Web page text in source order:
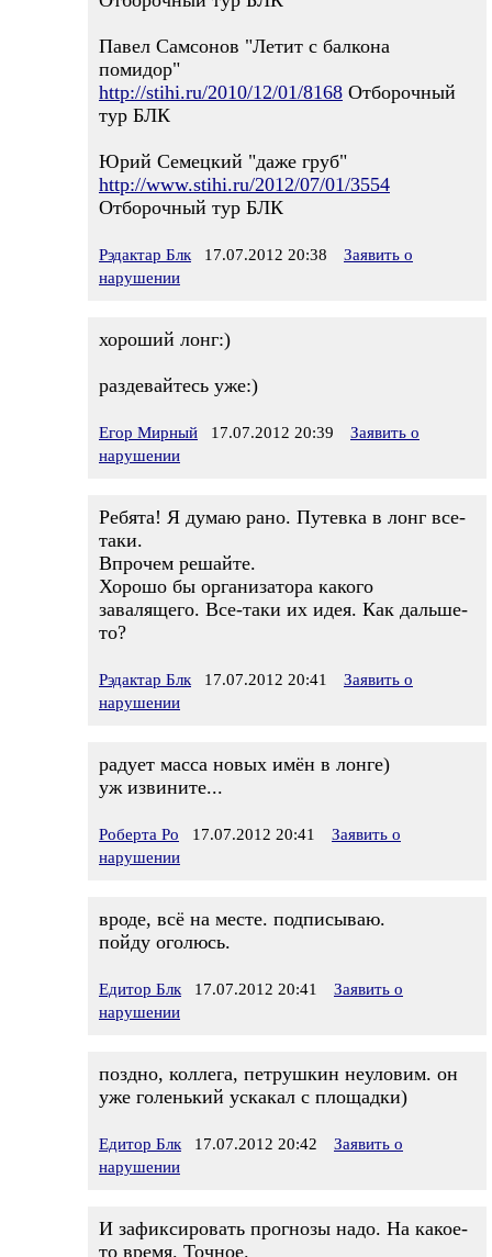
Павел Самсонов "Летит с балкона
помидор"
http://stihi.ru/2010/12/01/8168 Отборочный
тур БЛК
Юрий Семецкий "даже груб"
http://www.stihi.ru/2012/07/01/3554
Отборочный тур БЛК
Рэдактар Блк 17.07.2012 20:38
Заявить о
нарушении
хороший лонг:)
раздевайтесь уже:)
Егор Мирный 17.07.2012 20:39
Заявить о
нарушении
Ребята! Я думаю рано. Путевка в лонг все-
таки.
Впрочем решайте.
Хорошо бы организатора какого
завалящего. Все-таки их идея. Как дальше-
то?
Рэдактар Блк 17.07.2012 20:41
Заявить о
нарушении
радует масса новых имён в лонге)
уж извините...
Роберта Ро 17.07.2012 20:41
Заявить о
нарушении
вроде, всё на месте. подписываю.
пойду оголюсь.
Едитор Блк 17.07.2012 20:41
Заявить о
нарушении
поздно, коллега, петрушкин неуловим. он
уже голенький ускакал с площадки)
Едитор Блк 17.07.2012 20:42
Заявить о
нарушении
И зафиксировать прогнозы надо. На какое-
то время. Точное.